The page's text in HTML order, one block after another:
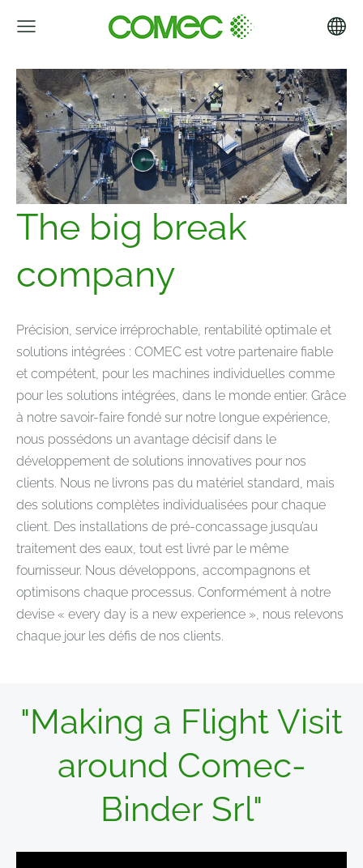
The big break
company
Précision, service irréprochable, rentabilité optimale et
solutions intégrées : COMEC est votre partenaire fiable
et compétent, pour les machines individuelles comme
pour les solutions intégrées, dans le monde entier. Grâce
à notre savoir-faire fondé sur notre longue expérience,
nous possédons un avantage décisif dans le
développement de solutions innovatives pour nos
clients. Nous ne livrons pas du matériel standard, mais
des solutions complètes individualisées pour chaque
client. Des installations de pré-concassage jusqu’au
traitement des eaux, tout est livré par le même
fournisseur. Nous développons, accompagnons et
optimisons chaque processus. Conformément à notre
devise « every day is a new experience », nous relevons
chaque jour les défis de nos clients.
"Making a Flight Visit
around Comec-
Binder Srl"